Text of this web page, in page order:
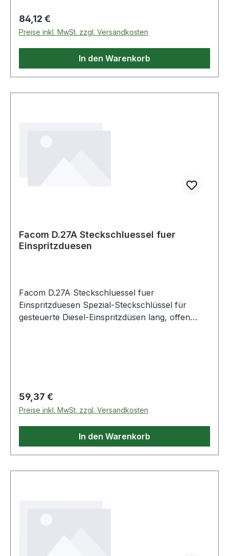
Regulärer Preis:
84,12 €
Preise inkl. MwSt. zzgl. Versandkosten
In den Warenkorb
Facom D.27A Steckschluessel fuer
Einspritzduesen
Facom D.27A Steckschluessel fuer
Einspritzduesen Spezial-Steckschlüssel für
gesteuerte Diesel-Einspritzdüsen lang, offen
MITSUBISHI Pajero 2 NISSAN Serena 2.3
PEUGEOT 106/605/2.5 SEAT Terra 1.7
VOLKSWAGEN Polo D Weitere Produkte im
Regulärer Preis:
59,37 €
Preise inkl. MwSt. zzgl. Versandkosten
In den Warenkorb